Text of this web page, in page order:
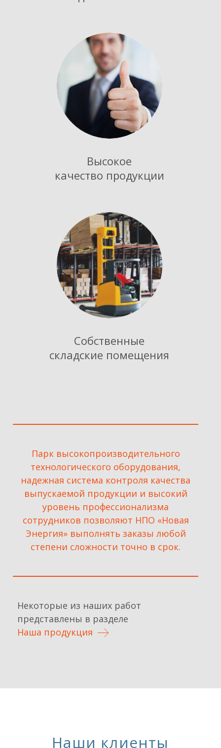
Высокое
качество продукции
Собственные
складские помещения
Парк высокопроизводительного
технологического оборудования,
надежная система контроля качества
выпускаемой продукции и высокий
уровень профессионализма
сотрудников позволяют НПО «Новая
Энергия» выполнять заказы любой
степени сложности точно в срок.
Некоторые из наших работ
представлены в разделе
Наша продукция
Наши клиенты